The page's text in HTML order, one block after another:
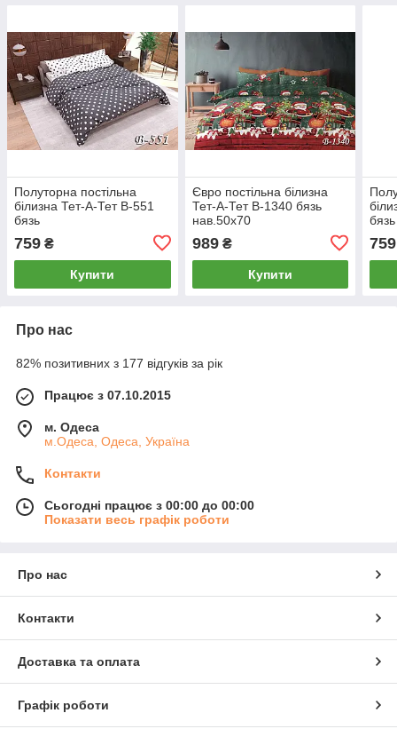
Полуторна постільна
білизна Тет-А-Тет В-551
бязь
759 ₴
Купити
Євро постільна білизна
Тет-А-Тет В-1340 бязь
нав.50х70
989₴
Купити
бязь
759
Про нас
82% позитивних з 177 відгуків за рік
Працює з 07.10.2015
м. Одеса
м.Одеса, Одеса, Україна
Контакти
Сьогодні працює з 00:00 до 00:00
Показати весь графік роботи
Про нас
Контакти
Доставка та оплата
Графік роботи